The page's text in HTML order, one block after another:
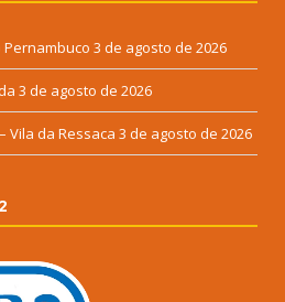
3 de agosto de 2026
3 de agosto de 2026
Vila da Ressaca 3 de agosto de 2026